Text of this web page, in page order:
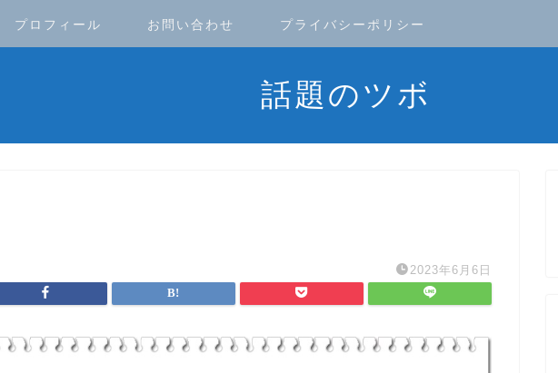
プロフィール お問い合わせ プライバシーポリシー
話題のツボ
2023年6月6日